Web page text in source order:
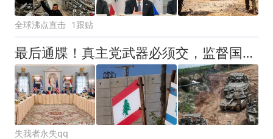
全球沸点直击 1跟贴
最后通牒！真主党武器必须交，监督国即将入局，下一轮谈判9月？
失我者永失qq